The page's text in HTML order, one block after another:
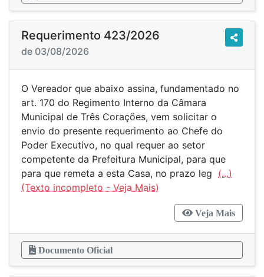
Requerimento 423/2026
de 03/08/2026
O Vereador que abaixo assina, fundamentado no
art. 170 do Regimento Interno da Câmara
Municipal de Três Corações, vem solicitar o
envio do presente requerimento ao Chefe do
Poder Executivo, no qual requer ao setor
competente da Prefeitura Municipal, para que
para que remeta a esta Casa, no prazo leg (...)
Veja Mais
Documento Oficial